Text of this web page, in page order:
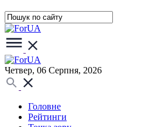
Четвер, 06 Серпня, 2026
Головне
Рейтинги